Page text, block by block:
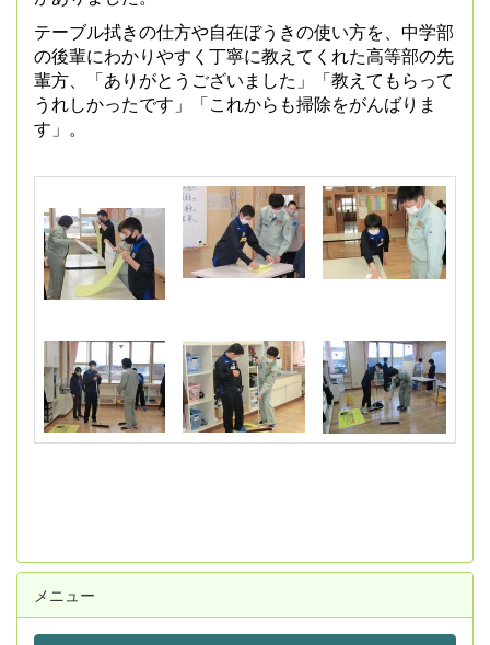
テーブル拭きの仕方や自在ぼうきの使い方を、中学部
の後輩にわかりやすく丁寧に教えてくれた高等部の先
輩方、「ありがとうございました」「教えてもらって
うれしかったです」「これからも掃除をがんばりま
す」。
メニュー